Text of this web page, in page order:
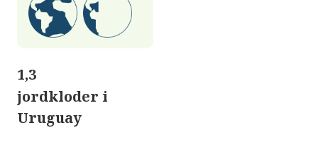
1,3
jordkloder i
Uruguay